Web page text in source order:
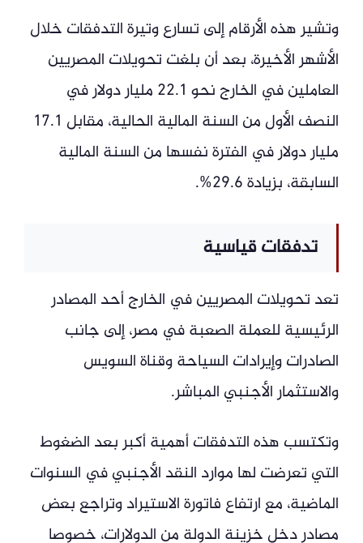
وتشير هذه الأرقام إلى تسارع وتيرة التدفقات خلال
الأشهر الأخيرة، بعد أن بلغت تحويلات المصريين
العاملين في الخارج نحو 22.1 مليار دولار في
النصف الأول من السنة المالية الحالية، مقابل 17.1
مليار دولار في الفترة نفسها من السنة المالية
السابقة، بزيادة 29.6%.
تدفقات قياسية
تعد تحويلات المصريين في الخارج أحد المصادر
الرئيسية للعملة الصعبة في مصر، إلى جانب
الصادرات وإيرادات السياحة وقناة السويس
والاستثمار الأجنبي المباشر.
وتكتسب هذه التدفقات أهمية أكبر بعد الضغوط
التي تعرضت لها موارد النقد الأجنبي في السنوات
الماضية، مع ارتفاع فاتورة الاستيراد وتراجع بعض
مصادر دخل خزينة الدولة من الدولارات، خصوصا